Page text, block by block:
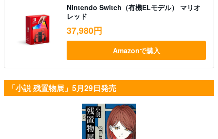
Nintendo Switch（有機ELモデル） マリオ
レッド
37,980円
Amazonで購入
「小説 残置物展」5月29日発売